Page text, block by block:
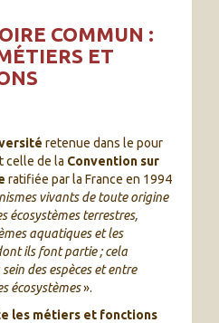
COMMUN :
ET
retenue dans le pour
celle de la Convention sur
ratifiée par la France en 1994
vivants de toute origine
écosystèmes terrestres,
aquatiques et les
ils font partie ; cela
des espèces et entre
écosystèmes».
les métiers et fonctions